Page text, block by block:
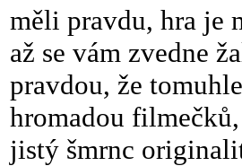
měli pravdu, hra je
až se vám zvedne
pravdou, že
hromadou
jistý šmrnc